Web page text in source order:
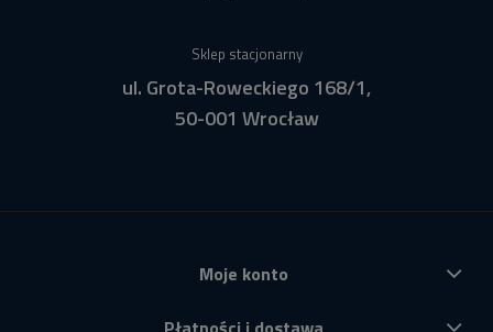
Sklep stacjonarny
ul. Grota-Roweckiego 168/1,
50-001 Wrocław
Moje konto